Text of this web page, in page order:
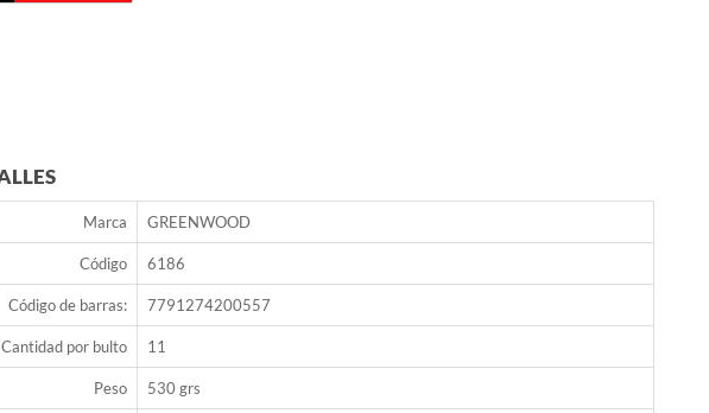
Marca GREENWOOD
Código 6186
Código de barras: 7791274200557
Cantidad por bulto 11
Peso 530 grs